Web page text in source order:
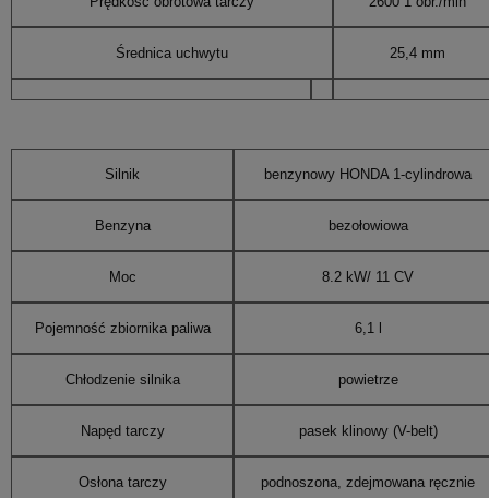
Średnica uchwytu 25,4 mm
Silnik benzynowy HONDA 1-cylindrowa
Benzyna bezołowiowa
Moc 8.2 kW/ 11 CV
Pojemność zbiornika paliwa 6,1 l
Chłodzenie silnika powietrze
Napęd tarczy pasek klinowy (V-belt)
Osłona tarczy podnoszona, zdejmowana ręcznie
Imię i nazwisko:
pocztowy:
*
Adres E-Mail:
Telefon: